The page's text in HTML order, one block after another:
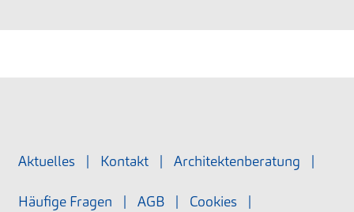
Aktuelles | Kontakt | Architektenberatung |
Häufige Fragen | AGB | Cookies |